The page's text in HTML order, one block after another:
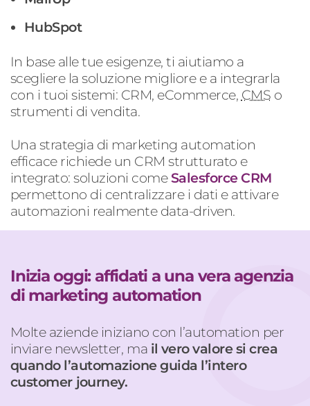
HubSpot
In base alle tue esigenze, ti aiutiamo a
scegliere la soluzione migliore e a integrarla
con i tuoi sistemi: CRM, eCommerce, CMS o
strumenti di vendita.
Una strategia di marketing automation
efficace richiede un CRM strutturato e
integrato: soluzioni comeSalesforce CRM
permettono di centralizzare i dati e attivare
automazioni realmente data-driven.
Inizia oggi: affidati a una vera agenzia
di marketing automation
Molte aziende iniziano con l’automation per
inviare newsletter, ma il vero valore si crea
quando l’automazione guida l’intero
customer journey.